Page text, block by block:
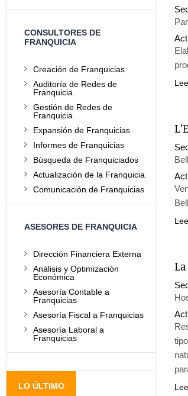
CONSULTORES DE
FRANQUICIA
Creación de Franquicias
Auditoría de Redes de
Franquicia
Gestión de Redes de
Franquicia
Expansión de Franquicias
Informes de Franquicias
Búsqueda de Franquiciados
Actualización de la Franquicia
Comunicación de Franquicias
ASESORES DE FRANQUICIA
Dirección Financiera Externa
Análisis y Optimización
Económica
Asesoría Contable a
Franquicias
Asesoría Fiscal a Franquicias
Asesoría Laboral a
Franquicias
LO ÚLTIMO